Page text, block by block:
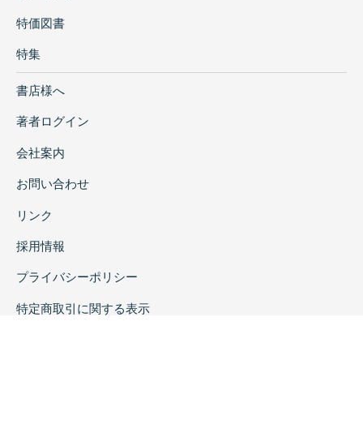
特価図書
特集
書店様へ
著者ログイン
会社案内
お問い合わせ
リンク
採用情報
プライバシーポリシー
特定商取引に関する表示